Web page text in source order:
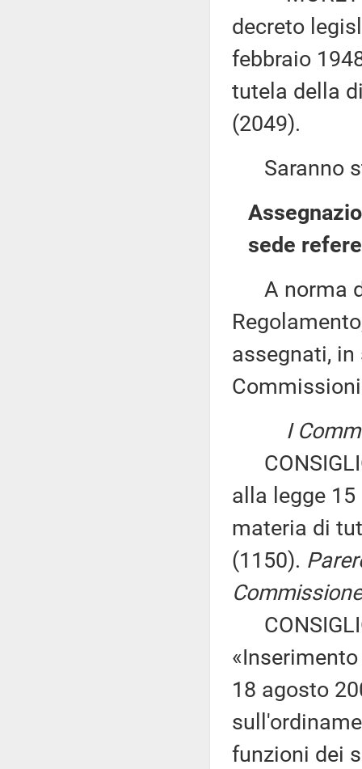
decreto
febbraio
tutela della
(2049).
Saranno
sede
A norma
assegnati,
I
alla legge
materia di
(1150).
18 agosto
funzioni dei